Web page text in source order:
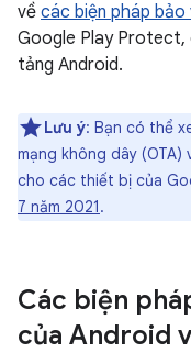
về các biện pháp
Google Play Protect,
tảng Android.
Lưu ý: Bạn có thể
mạng không dây (OTA)
cho các thiết bị của
7 năm 2021.
Các biện
của Android